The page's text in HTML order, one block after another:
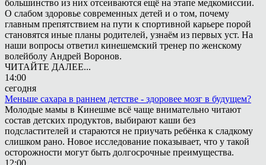
большинство из них отсеиваются ещё на этапе медкомиссии.
О слабом здоровье современных детей и о том, почему
главным препятствием на пути к спортивной карьере порой
становятся иные планы родителей, узнаём из первых уст. На
наши вопросы ответил кинешемский тренер по женскому
волейболу Андрей Воронов.
ЧИТАЙТЕ ДАЛЕЕ...
14:00
сегодня
Меньше сахара в раннем детстве - здоровее мозг в будущем?
Молодые мамы в Кинешме всё чаще внимательно читают
состав детских продуктов, выбирают каши без
подсластителей и стараются не приучать ребёнка к сладкому
слишком рано. Новое исследование показывает, что у такой
осторожности могут быть долгосрочные преимущества.
12:00